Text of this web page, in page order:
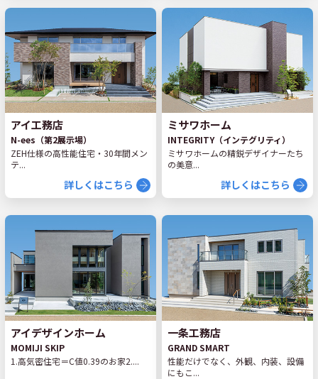
アイ工務店
N-ees（第2展示場）
ZEH仕様の高性能住宅・30年間メン
テ...
詳しくはこちら
ミサワホーム
INTEGRITY（インテグリティ）
ミサワホームの精鋭デザイナーたち
の美意...
詳しくはこちら
アイデザインホーム
MOMIJI SKIP
1.高気密住宅＝C値0.39のお家2....
一条工務店
GRAND SMART
性能だけでなく、外観、内装、設備
にもこ...